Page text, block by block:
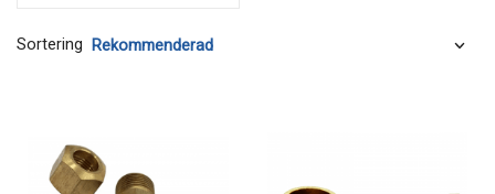
Sortering